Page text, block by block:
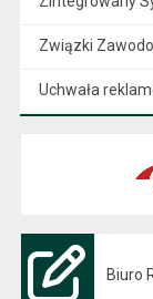
Związki
Uchwała
Biuro